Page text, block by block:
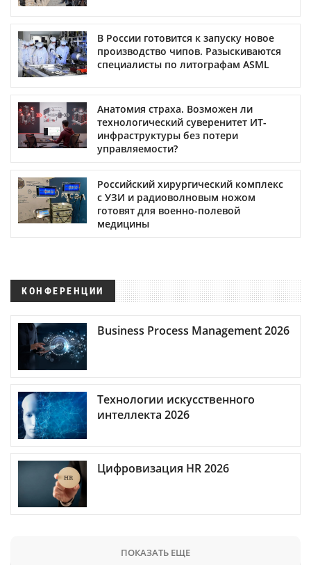
В России готовится к запуску новое
производство чипов. Разыскиваются
специалисты по литографам ASML
Анатомия страха. Возможен ли
технологический суверенитет ИТ-
инфраструктуры без потери
управляемости?
Российский хирургический комплекс
с УЗИ и радиоволновым ножом
готовят для военно-полевой
медицины
КОНФЕРЕНЦИИ
Business Process Management 2026
Технологии искусственного
интеллекта 2026
Цифровизация HR 2026
ПОКАЗАТЬ ЕЩЕ